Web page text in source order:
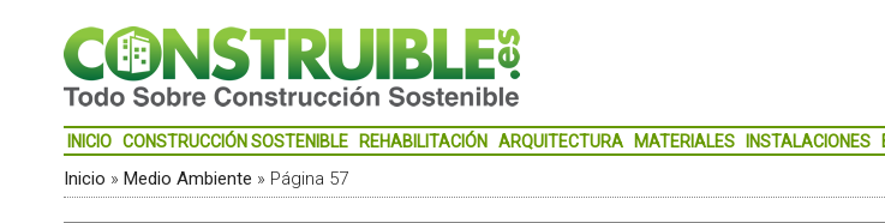
INICIO CONSTRUCCIÓN SOSTENIBLE REHABILITACIÓN ARQUITECTURA MATERIALES INSTALACIONES
Inicio » Medio Ambiente » Página 57